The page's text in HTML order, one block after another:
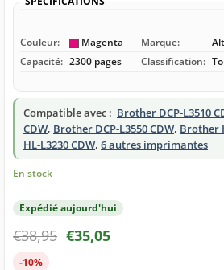
Couleur: Magenta Marque:
Capacité: 2300 pages Classification:
Compatible avec : Brother DCP-L3510
CDW, Brother DCP-L3550 CDW, Brother
HL-L3230 CDW, 6 autres imprimantes
En stock
Expédié aujourd'hui
€38,95 €35,05
-10%